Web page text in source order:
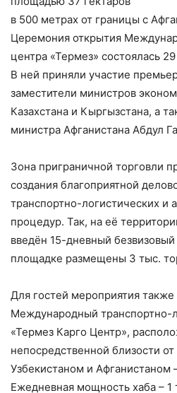
в 500 метрах от границы с
Церемония открытия
центра «Термез» состоялась
В ней приняли участие
заместители министров
Казахстана и Кыргызстана, а
министра Афганистана Абдул
Зона приграничной торговли
создания благоприятной
транспортно-логистических и
процедур. Так, на её
введён 15-дневный
площадке размещены 3 тыс.
Для гостей мероприятия также
Международный транспортно-
«Термез Карго Центр»,
непосредственной близости
Узбекистаном и Афганистаном
Ежедневная мощность хаба – 1